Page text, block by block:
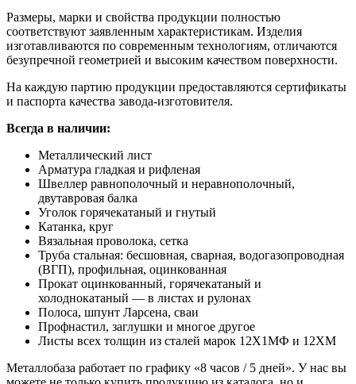
Размеры, марки и свойства продукции полностью
соответствуют заявленным характеристикам. Изделия
изготавливаются по современным технологиям, отличаются
безупречной геометрией и высоким качеством поверхности.
На каждую партию продукции предоставляются сертификаты
и паспорта качества завода-изготовителя.
Всегда в наличии:
Металлический лист
Арматура гладкая и рифленая
Швеллер равнополочный и неравнополочный,
двутавровая балка
Уголок горячекатаный и гнутый
Катанка, круг
Вязальная проволока, сетка
Труба стальная: бесшовная, сварная, водогазопроводная
(ВГП), профильная, оцинкованная
Прокат оцинкованный, горячекатаный и
холоднокатаный — в листах и рулонах
Полоса, шпунт Ларсена, сваи
Профнастил, заглушки и многое другое
Листы всех толщин из сталей марок 12Х1МФ и 12ХМ
Металлобаза работает по графику «8 часов / 5 дней». У нас вы